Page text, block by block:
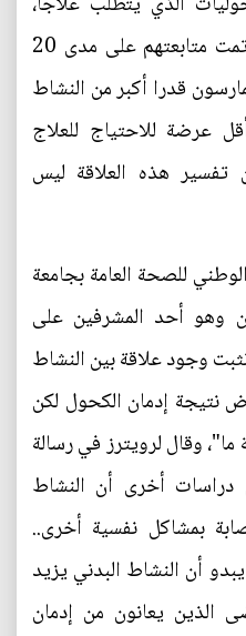
وضمن مجموعة من البالغين تمت متابعتهم على مدى 20
قدرا أكبر من النشاط
عرضة للاحتياج للعلاج
تفسير هذه العلاقة ليس
للصحة العامة بجامعة
وهو أحد المشرفين على
وجود علاقة بين النشاط
نتيجة إدمان الكحول لكن
وقال لرويترز في رسالة
دراسات أخرى أن النشاط
بمشاكل نفسية أخرى..
أن النشاط البدني يزيد
الذين يعانون من إدمان